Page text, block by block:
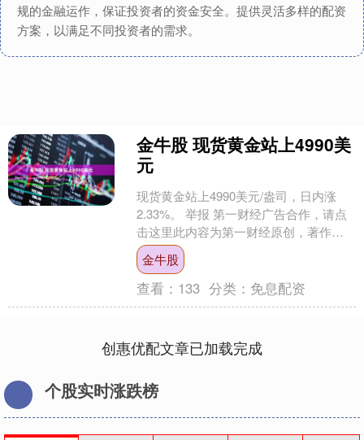
规的金融运作，保证投资者的资金安全。提供灵活多样的配资
方案，以满足不同投资者的需求。
金牛股 现货黄金站上4990美
元
现货黄金站上4990美元/盎司，日内涨
2.33%。 举报 第一财经广告合作，请点
击这里此内容为第一财经原创，著作权
归第一财经所有。未经第一财经书面授
权，不得以任....
金牛股
查看： 133 分类： 免息配资
创惠优配文章已加载完成
个股实时涨跌榜